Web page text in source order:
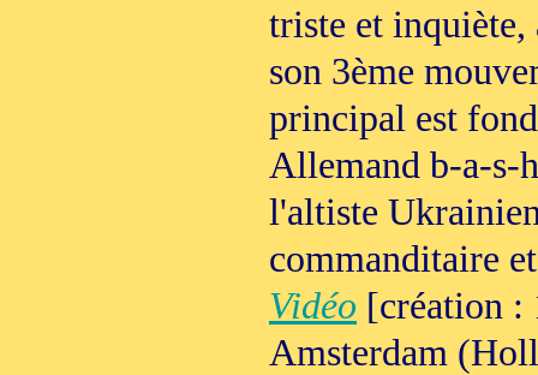
triste et inquiète,
son 3ème
principal est
Allemand b-a-s-
l'altiste
commanditaire
Vidéo [création :
Amsterdam